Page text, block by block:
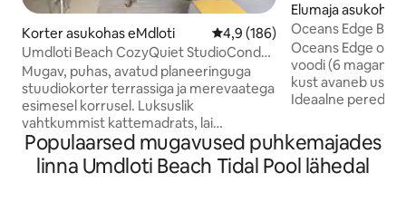
Korter asukohas eMdloti Keskmine hinnang 4,9/5, 186
4,9 (186)
Umdloti Beach CozyQuiet StudioCondo
Pool & Seaview
Mugav, puhas, avatud planeeringuga
stuudiokorter terrassiga ja merevaatega
esimesel korrusel. Luksuslik
vahtkummist kattemadrats, lai
kaheinimesevoodi ja L-kujuline diivan
lõõgastumiseks. Eraldi duširuum ja
tualett. Asub turvalises, ööpäevaringselt
Elumaja asukohas
Oceans Edge
Backup Power
Oceans Edge on
voodi (6
kust avaneb
Ideaalne
oma hinge.
kujul! Naudi
inspireeritud
Populaarsed mugavused puhkemajades
linna Umdloti Beach Tidal Pool lähedal